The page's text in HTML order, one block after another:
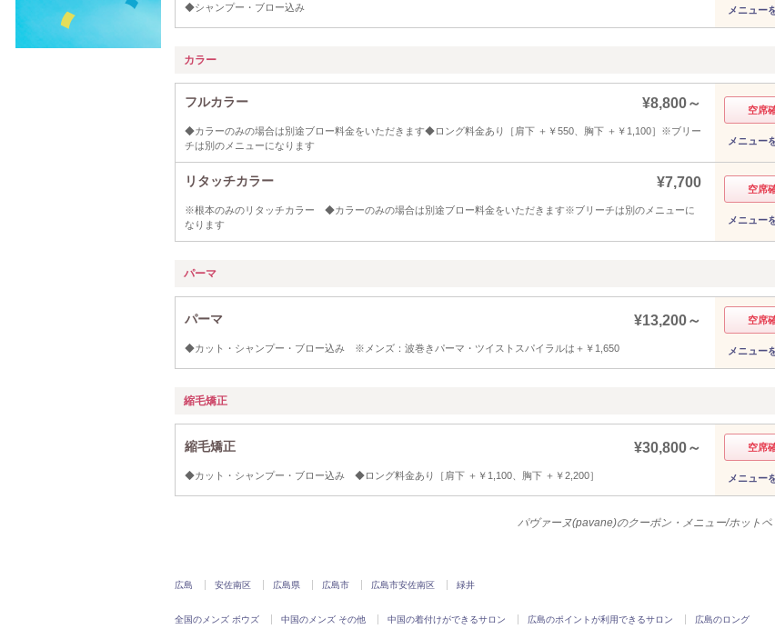
◆シャンプー・ブロー込み メニュー
カラー
フルカラー ¥8,800～
◆カラーのみの場合は別途ブロー料金をいただきます◆ロング料金あり［肩下 ＋￥550、胸下 ＋￥1,100］※ブリー
チは別のメニューになります
空席
メニュー
リタッチカラー ¥7,700
※根本のみのリタッチカラー ◆カラーのみの場合は別途ブロー料金をいただきます※ブリーチは別のメニューに
なります
空席
メニュー
パーマ
パーマ ¥13,200～
◆カット・シャンプー・ブロー込み ※メンズ：波巻きパーマ・ツイストスパイラルは＋￥1,650
空席
メニュー
縮毛矯正
縮毛矯正 ¥30,800～
◆カット・シャンプー・ブロー込み ◆ロング料金あり［肩下 ＋￥1,100、胸下 ＋￥2,200］
空席
メニュー
パヴァーヌ(pavane)のクーポン・メニュー/ホット
広島 安佐南区 広島県 広島市 広島市安佐南区 緑井
全国のメンズ ボウズ 中国のメンズ その他 中国の着付けができるサロン 広島のポイントが利用できるサロン 広島のロング